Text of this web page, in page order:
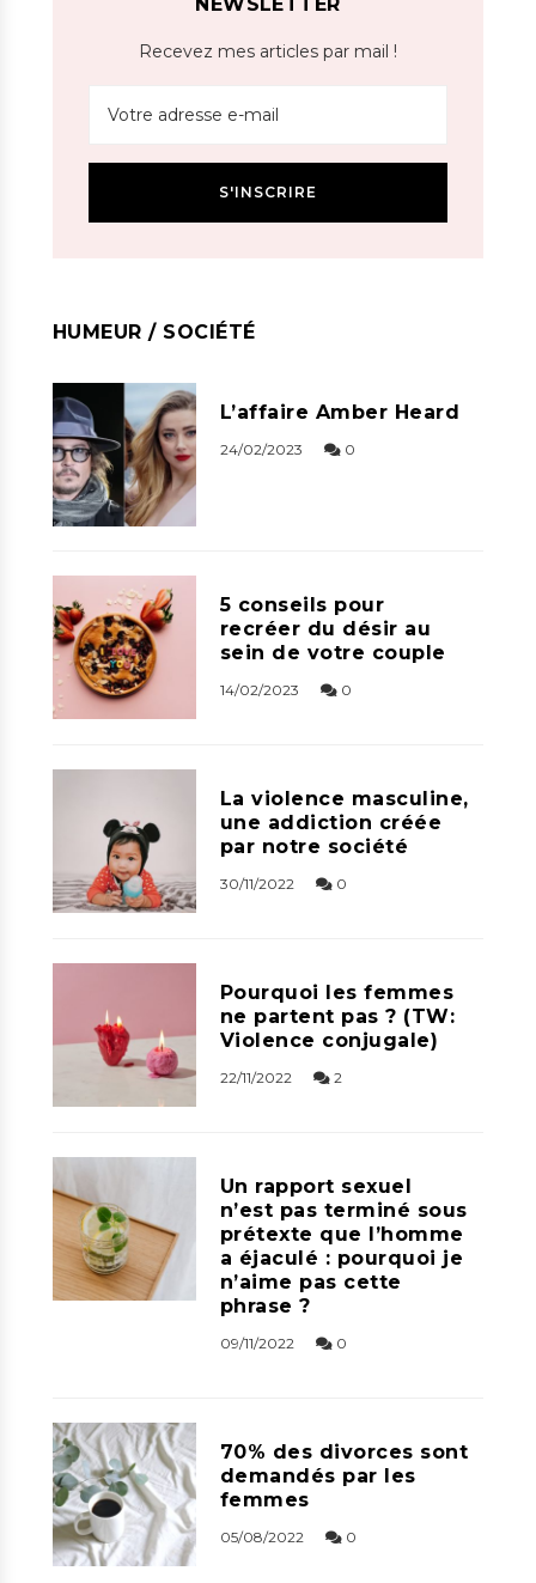
Recevez mes articles par mail !
HUMEUR / SOCIÉTÉ
L’affaire Amber Heard
24/02/2023 0
5 conseils pour
recréer du désir au
sein de votre couple
14/02/2023 0
La violence masculine,
une addiction créée
par notre société
30/11/2022 0
Pourquoi les femmes
ne partent pas ? (TW:
Violence conjugale)
22/11/2022 2
Un rapport sexuel
n’est pas terminé sous
prétexte que l’homme
a éjaculé : pourquoi je
n’aime pas cette
phrase ?
09/11/2022 0
70% des divorces sont
demandés par les
femmes
05/08/2022 0